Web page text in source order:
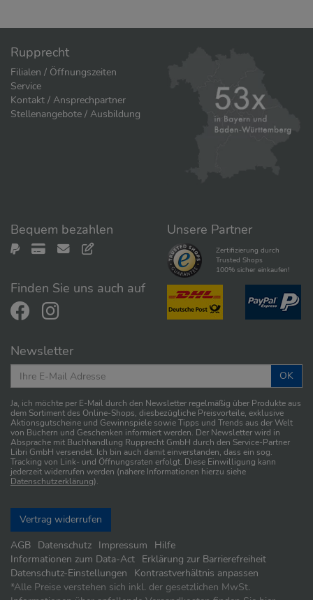
Rupprecht
Filialen / Öffnungszeiten
Service
Kontakt / Ansprechpartner
Stellenangebote / Ausbildung
Bequem bezahlen
Finden Sie uns auch auf
Unsere Partner
Zertifizierung durch
Trusted Shops
100% sicher einkaufen!
Newsletter
OK
Ja, ich möchte per E-Mail durch den Newsletter regelmäßig über Produkte aus
dem Sortiment des Online-Shops, diesbezügliche Preisvorteile, exklusive
Aktionsgutscheine und Gewinnspiele sowie Tipps und Trends aus der Welt
von Büchern und Geschenken informiert werden. Der Newsletter wird in
Absprache mit Buchhandlung Rupprecht GmbH durch den Service-Partner
Libri GmbH versendet. Ich bin auch damit einverstanden, dass ein sog.
Tracking von Link- und Öffnungsraten erfolgt. Diese Einwilligung kann
jederzeit widerrufen werden (nähere Informationen hierzu siehe
Datenschutzerklärung).
Vertrag widerrufen
AGB Datenschutz Impressum
Hilfe
Informationen zum Data-Act Erklärung zur Barrierefreiheit
Datenschutz-Einstellungen
Kontrastverhältnis anpassen
*Alle Preise verstehen sich inkl. der gesetzlichen MwSt.